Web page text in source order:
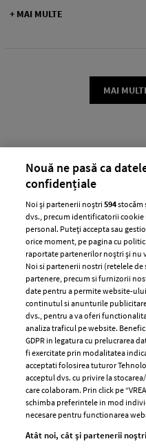
+ MAI MULTE
MAI
ABONEAZĂ-
Urmareste-
Cele mai citite
BEAUTY BEAUTY TIPS
7 uleiuri care
părului
Nouă ne pasă ca
confidențiale
Noi și partenerii noștri594stocăm
dvs., precum identificatorii
personal. Puteți accepta sau
orice moment, pe pagina cu
raportate partenerilor noștri și nu
Noi si partenerii nostri (retelele
partenere, precum si furnizorii
date pentru a permite website-
continutul si anunturile
dvs., pentru a va oferi
analiza traficul pe website.
GDPR in legatura cu prelucrarea
fi exercitate prin modalitatea
acceptati folosirea tuturor
acceptul dvs. cu privire la
care colaboram. Prin click pe
schimba preferintele in mod
necesare pentru functionarea
Atât noi, cât și partenerii